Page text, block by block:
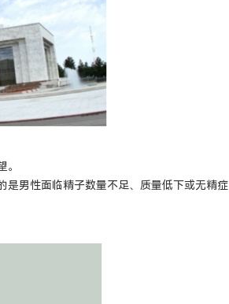
是男性面临精子数量不足、质量低下或无精症